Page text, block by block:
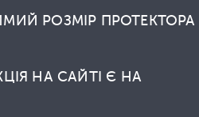
РОЗМІР ПРОТЕКТОРА
НА САЙТІ Є НА